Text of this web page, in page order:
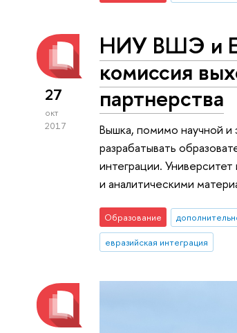
27
окт
2017
НИУ ВШЭ и
комиссия
партнерства
Вышка, помимо научной
разрабатывать
интеграции.
и аналитическими
Образование
евразийская интеграция